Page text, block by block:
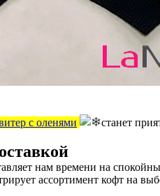
с оленями станет
нам времени на
ассортимент кофт на